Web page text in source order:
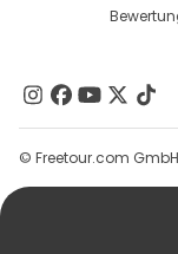
Affiliate-
Reiseziele
Kontakt
Gruppen
Hilfe
© Freetour.com